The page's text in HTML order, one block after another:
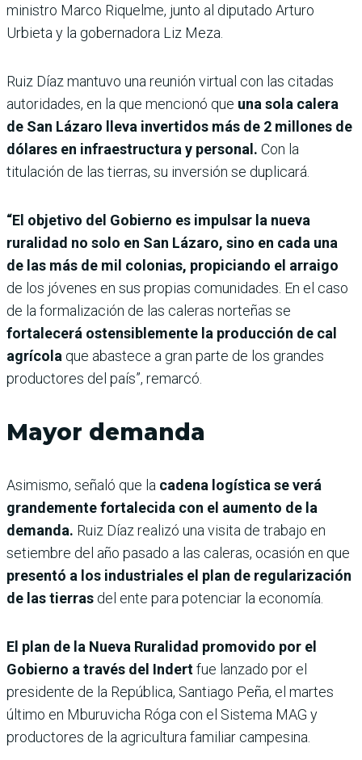
ministro Marco Riquelme, junto al diputado Arturo
Urbieta y la gobernadora Liz Meza.
Ruiz Díaz mantuvo una reunión virtual con las citadas
autoridades, en la que mencionó que una sola calera
de San Lázaro lleva invertidos más de 2 millones de
dólares en infraestructura y personal. Con la
titulación de las tierras, su inversión se duplicará.
“El objetivo del Gobierno es impulsar la nueva
ruralidad no solo en San Lázaro, sino en cada una
de las más de mil colonias, propiciando el arraigo
de los jóvenes en sus propias comunidades. En el caso
de la formalización de las caleras norteñas se
fortalecerá ostensiblemente la producción de cal
agrícola que abastece a gran parte de los grandes
productores del país”, remarcó.
Mayor demanda
Asimismo, señaló que la cadena logística se verá
grandemente fortalecida con el aumento de la
demanda. Ruiz Díaz realizó una visita de trabajo en
setiembre del año pasado a las caleras, ocasión en que
presentó a los industriales el plan de regularización
de las tierras del ente para potenciar la economía.
El plan de la Nueva Ruralidad promovido por el
Gobierno a través del Indertfue lanzado por el
presidente de la República, Santiago Peña, el martes
último en Mburuvicha Róga con el Sistema MAG y
productores de la agricultura familiar campesina.